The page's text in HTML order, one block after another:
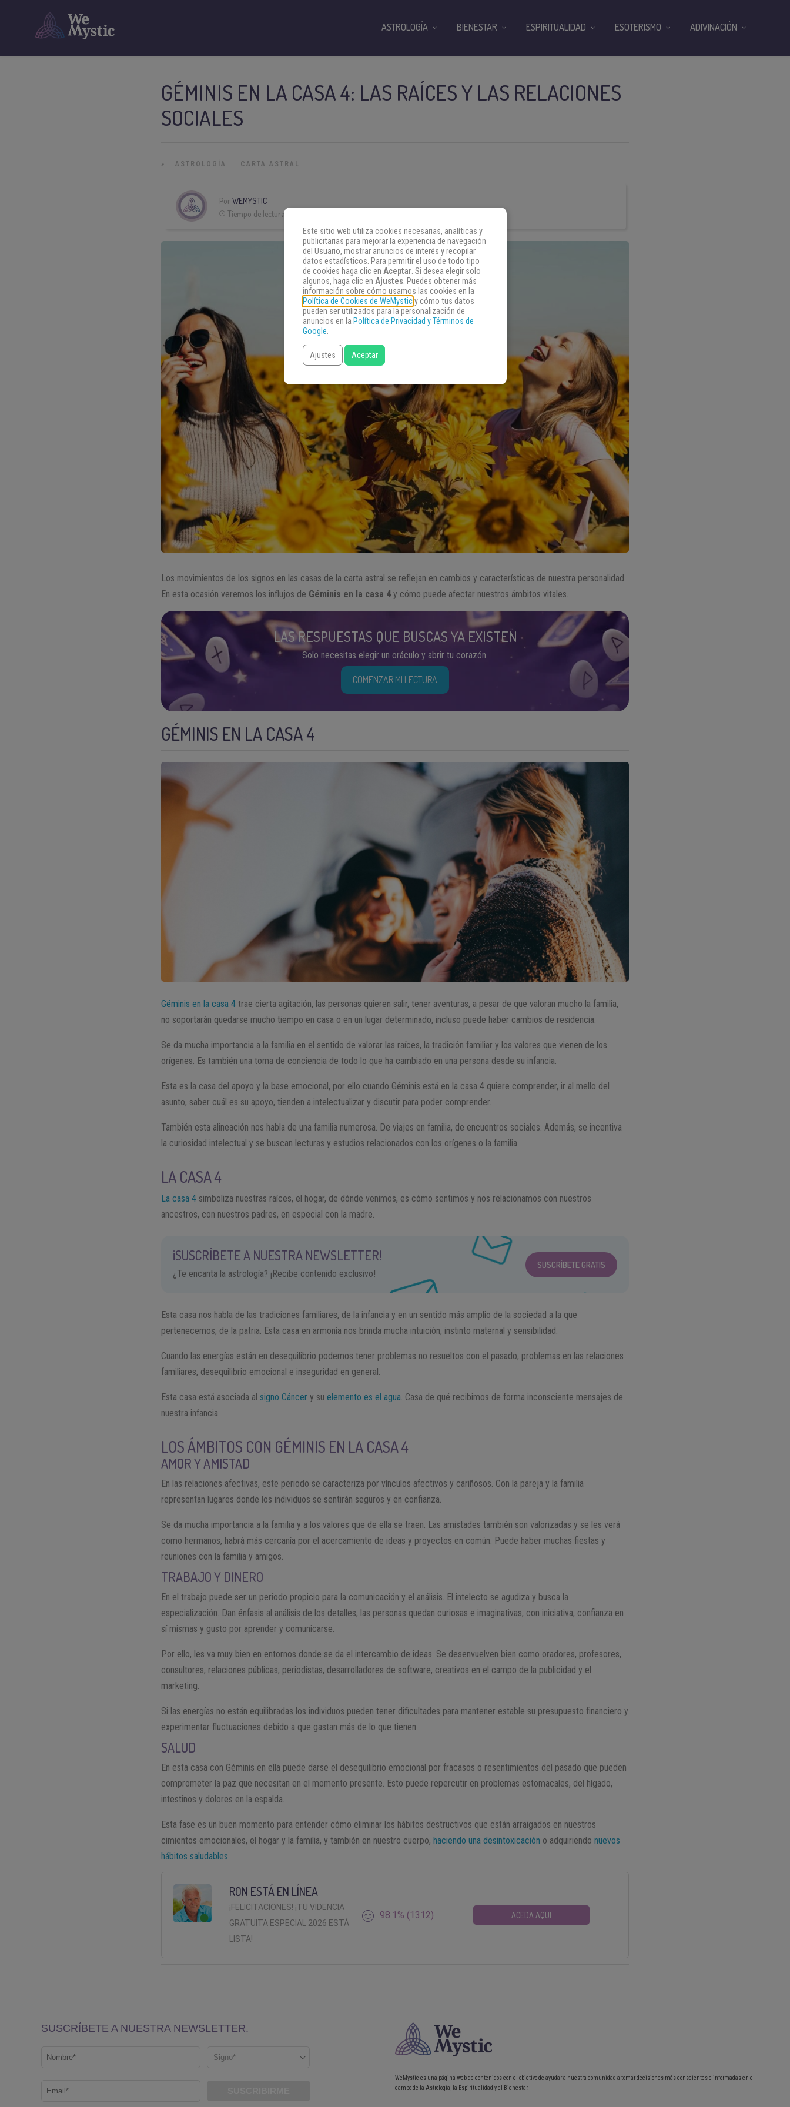
GÉMINIS EN LA CASA 4: LAS RAÍCES Y LAS RELACIONES
SOCIALES
» ASTROLOGÍA CARTA ASTRAL
Por WEMYSTIC
Tiempo de lectura:
Los movimientos de los signos en las casas de la carta astral se reflejan en cambios y características de nuestra personalidad.
En esta ocasión veremos los influjos de Géminis en la casa 4 y cómo puede afectar nuestros ámbitos vitales.
LAS RESPUESTAS QUE BUSCAS YA EXISTEN
Solo necesitas elegir un oráculo y abrir tu corazón.
COMENZAR MI LECTURA
GÉMINIS EN LA CASA 4
Géminis en la casa 4 trae cierta agitación, las personas quieren salir, tener aventuras, a pesar de que valoran mucho la familia,
no soportarán quedarse mucho tiempo en casa o en un lugar determinado, incluso puede haber cambios de residencia.
Se da mucha importancia a la familia en el sentido de valorar las raíces, la tradición familiar y los valores que vienen de los
orígenes. Es también una toma de conciencia de todo lo que ha cambiado en una persona desde su infancia.
Esta es la casa del apoyo y la base emocional, por ello cuando Géminis está en la casa 4 quiere comprender, ir al mello del
asunto, saber cuál es su apoyo, tienden a intelectualizar y discutir para poder comprender.
También esta alineación nos habla de una familia numerosa. De viajes en familia, de encuentros sociales. Además, se incentiva
la curiosidad intelectual y se buscan lecturas y estudios relacionados con los orígenes o la familia.
LA CASA 4
La casa 4 simboliza nuestras raíces, el hogar, de dónde venimos, es cómo sentimos y nos relacionamos con nuestros
ancestros, con nuestros padres, en especial con la madre.
¡SUSCRÍBETE A NUESTRA NEWSLETTER!
¿Te encanta la astrología? ¡Recibe contenido exclusivo!
SUSCRÍBETE GRATIS
Esta casa nos habla de las tradiciones familiares, de la infancia y en un sentido más amplio de la sociedad a la que
pertenecemos, de la patria. Esta casa en armonía nos brinda mucha intuición, instinto maternal y sensibilidad.
Cuando las energías están en desequilibrio podemos tener problemas no resueltos con el pasado, problemas en las relaciones
familiares, desequilibrio emocional e inseguridad en general.
Esta casa está asociada alsigno Cáncer y suelemento es el agua. Casa de qué recibimos de forma inconsciente mensajes de
nuestra infancia.
LOS ÁMBITOS CON GÉMINIS EN LA CASA 4
AMOR Y AMISTAD
En las relaciones afectivas, este periodo se caracteriza por vínculos afectivos y cariñosos. Con la pareja y la familia
representan lugares donde los individuos se sentirán seguros y en confianza.
Se da mucha importancia a la familia y a los valores que de ella se traen. Las amistades también son valorizadas y se les verá
como hermanos, habrá más cercanía por el acercamiento de ideas y proyectos en común. Puede haber muchas fiestas y
reuniones con la familia y amigos.
TRABAJO Y DINERO
En el trabajo puede ser un periodo propicio para la comunicación y el análisis. El intelecto se agudiza y busca la
especialización. Dan énfasis al análisis de los detalles, las personas quedan curiosas e imaginativas, con iniciativa, confianza en
sí mismas y gusto por aprender y comunicarse.
Por ello, les va muy bien en entornos donde se da el intercambio de ideas. Se desenvuelven bien como oradores, profesores,
consultores, relaciones públicas, periodistas, desarrolladores de software, creativos en el campo de la publicidad y el
marketing.
Si las energías no están equilibradas los individuos pueden tener dificultades para mantener estable su presupuesto financiero y
experimentar fluctuaciones debido a que gastan más de lo que tienen.
SALUD
En esta casa con Géminis en ella puede darse el desequilibrio emocional por fracasos o resentimientos del pasado que pueden
comprometer la paz que necesitan en el momento presente. Esto puede repercutir en problemas estomacales, del hígado,
intestinos y dolores en la espalda.
Esta fase es un buen momento para entender cómo eliminar los hábitos destructivos que están arraigados en nuestros
cimientos emocionales, el hogar y la familia, y también en nuestro cuerpo, haciendo una desintoxicación o adquiriendonuevos
hábitos saludables.
RON ESTÁ EN LÍNEA
¡FELICITACIONES! ¡TU VIDENCIA
GRATUITA ESPECIAL 2026 ESTÁ
LISTA!
98.1% (1312) ACEDA AQUI
ASTROLOGÍA BIENESTAR ESPIRITUALIDAD ESOTERISMO ADIVINACIÓN
WeMystic es una página web de contenidos con el objetivo de ayudar a nuestra comunidad a tomar decisiones más conscientes e informadas en el
campo de la Astrología, la Espiritualidad y el Bienestar.
Este sitio web utiliza cookies necesarias, analíticas y
publicitarias para mejorar la experiencia de navegación
del Usuario, mostrar anuncios de interés y recopilar
datos estadísticos. Para permitir el uso de todo tipo
de cookies haga clic en Aceptar. Si desea elegir solo
algunos, haga clic en Ajustes. Puedes obtener más
información sobre cómo usamos las cookies en la
Política de Cookies de WeMysticy cómo tus datos
pueden ser utilizados para la personalización de
anuncios en la Política de Privacidad y Términos de
Google.
Ajustes Aceptar